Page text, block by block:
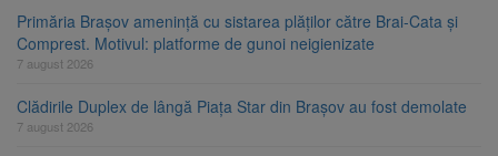
Primăria Brașov amenință cu sistarea plăților către Brai-Cata și
Comprest. Motivul: platforme de gunoi neigienizate
7 august 2026
Clădirile Duplex de lângă Piața Star din Brașov au fost demolate
7 august 2026